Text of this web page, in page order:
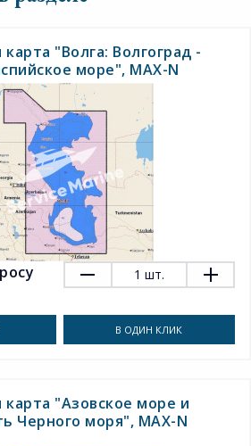
"Волга: Волгоград -
море", MAX-N
1 шт.
В ОДИН КЛИК
карта "Азовское море и
Черного моря", MAX-N